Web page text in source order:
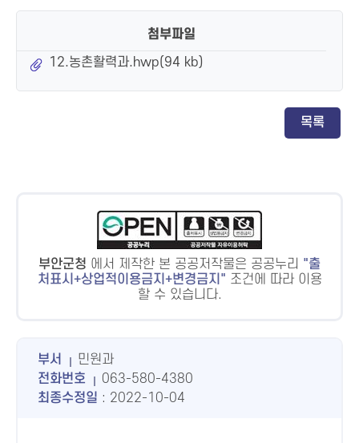
첨부파일
12.농촌활력과.hwp(94 kb)
목록
부안군청 에서 제작한 본 공공저작물은 공공누리
출
처표시+상업적이용금지+변경금지
조건에 따라 이용
할 수 있습니다.
부서
민원과
전화번호
063-580-4380
최종수정일 : 2022-10-04